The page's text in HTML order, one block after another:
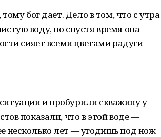
бог дает. Дело в том, что с утра
воду, но спустя время она
сияет всеми цветами радуги
и пробурили скважину у
показали, что в этой воде —
несколько лет — угодишь под нож